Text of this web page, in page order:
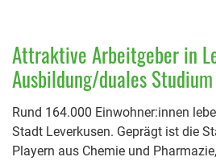
Attraktive Arbeitgeber in
Ausbildung/duales Studium
Rund 164.000 Einwohner:innen
Stadt Leverkusen. Geprägt ist die
Playern aus Chemie und